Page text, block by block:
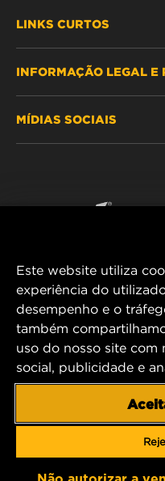
LINKS CURTOS
PROCURE O FILTRO
ONDE COMPRAR
CONTACTE NOS
INFORMAÇÃO LEGAL E
MÍDIAS SOCIAIS
MANN+HUMMEL FT
ul. Wrocławska 145,
63-800 GOSTYŃ,
Tel. +48 65 572 89 00
E-mail:info@mann-
MANN+HUMMEL
Este website utiliza
experiência do
desempenho e o
também
uso do nosso site com
social, publicidade e